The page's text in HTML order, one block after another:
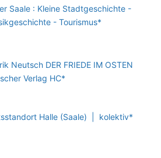
Saale : Kleine Stadtgeschichte -
- Tourismus*
Neutsch DER FRIEDE IM OSTEN
Verlag HC*
Halle (Saale) | kolektiv*